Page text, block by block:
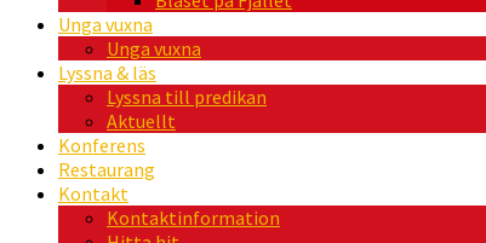
Unga vuxna
Unga vuxna
Lyssna & läs
Lyssna till predikan
Aktuellt
Konferens
Restaurang
Kontakt
Kontaktinformation